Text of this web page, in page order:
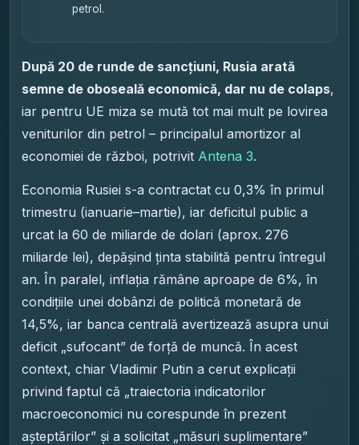
petrol.
După 20 de runde de sancțiuni, Rusia arată
semne de oboseală economică, dar nu de colaps,
iar pentru UE miza se mută tot mai mult pe lovirea
veniturilor din petrol – principalul amortizor al
economiei de război, potrivit Antena 3.
Economia Rusiei s-a contractat cu 0,3% în primul
trimestru (ianuarie–martie), iar deficitul public a
urcat la 60 de miliarde de dolari (aprox. 276
miliarde lei), depășind ținta stabilită pentru întregul
an. În paralel, inflația rămâne aproape de 6%, în
condițiile unei dobânzi de politică monetară de
14,5%, iar banca centrală avertizează asupra unui
deficit „sufocant” de forță de muncă. În acest
context, chiar Vladimir Putin a cerut explicații
privind faptul că „traiectoria indicatorilor
macroeconomici nu corespunde în prezent
așteptărilor” și a solicitat „măsuri suplimentare”